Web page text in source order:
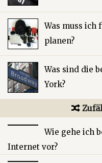
Was muss ich
planen?
Was sind die
York?
Wie gehe ich
Internet vor?